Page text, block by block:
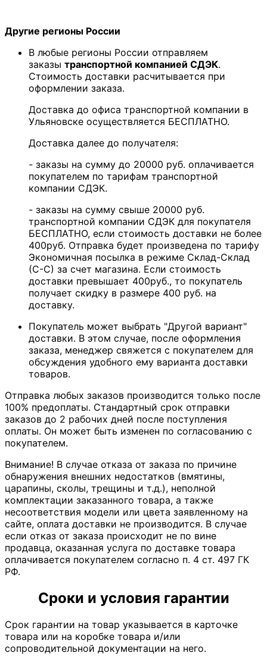
Другие регионы России
В любые регионы России отправляем
заказы транспортной компанией СДЭК.
Стоимость доставки расчитывается при
оформлении заказа.
Доставка до офиса транспортной компании в
Ульяновске осуществляется БЕСПЛАТНО.
Доставка далее до получателя:
- заказы на сумму до 20000 руб. оплачивается
покупателем по тарифам транспортной
компании СДЭК.
- заказы на сумму свыше 20000 руб.
транспортной компании СДЭК для покупателя
БЕСПЛАТНО, если стоимость доставки не более
400руб. Отправка будет произведена по тарифу
Экономичная посылка в режиме Склад-Склад
(С-С) за счет магазина. Если стоимость
доставки превышает 400руб., то покупатель
получает скидку в размере 400 руб. на
доставку.
Покупатель может выбрать "Другой вариант"
доставки. В этом случае, после оформления
заказа, менеджер свяжется с покупателем для
обсуждения удобного ему варианта доставки
товаров.
Отправка любых заказов производится только после
100% предоплаты. Стандартный срок отправки
заказов до 2 рабочих дней после поступления
оплаты. Он может быть изменен по согласованию с
покупателем.
Внимание! В случае отказа от заказа по причине
обнаружения внешних недостатков (вмятины,
царапины, сколы, трещины и т.д.), неполной
комплектации заказанного товара, а также
несоответствия модели или цвета заявленному на
сайте, оплата доставки не производится. В случае
если отказ от заказа происходит не по вине
продавца, оказанная услуга по доставке товара
оплачивается покупателем согласно п. 4 ст. 497 ГК
РФ.
Сроки и условия гарантии
Срок гарантии на товар указывается в карточке
товара или на коробке товара и/или
сопроводительной документации на него.